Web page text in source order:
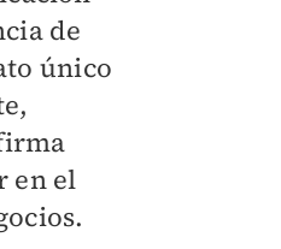
de
único
en el